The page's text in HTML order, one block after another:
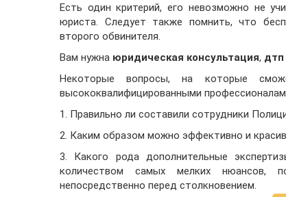
Есть один критерий, его невозможно не
юриста. Следует также помнить, что
второго обвинителя.
Вам нужна юридическая консультация, дтп
Некоторые вопросы, на которые
высококвалифицированными
1. Правильно ли составили сотрудники
2. Каким образом можно эффективно и
3. Какого рода дополнительные
количеством самых мелких нюансов,
непосредственно перед столкновением.